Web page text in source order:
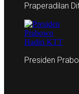
Praperadilan
Presiden